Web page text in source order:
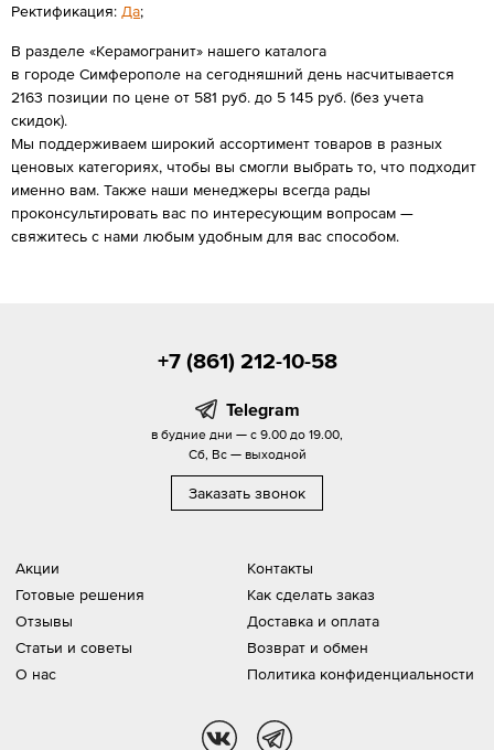
Ректификация: Да;
В разделе «Керамогранит» нашего каталога
в городе Симферополе на сегодняшний день насчитывается
2163 позиции по цене от 581 руб. до 5 145 руб. (без учета
скидок).
Мы поддерживаем широкий ассортимент товаров в разных
ценовых категориях, чтобы вы смогли выбрать то, что подходит
именно вам. Также наши менеджеры всегда рады
проконсультировать вас по интересующим вопросам —
свяжитесь с нами любым удобным для вас способом.
Акции
Готовые решения
Отзывы
Статьи и советы
О нас
Контакты
Как сделать заказ
Доставка и оплата
Возврат и обмен
Политика конфиденциальности
+7 (861) 212-10-58
Telegram
в будние дни — с 9.00 до 19.00,
Сб, Вс — выходной
Заказать звонок